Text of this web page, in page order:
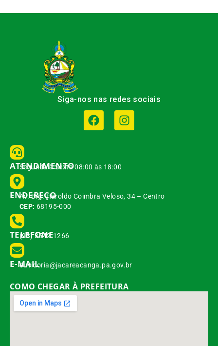
Siga-nos nas redes sociais
ATENDIMENTO
Segunda à Sexta 08:00 às 18:00
ENDEREÇO
Av. Brg. Haroldo Coimbra Veloso, 34 – Centro
CEP: 68195-000
TELEFONE
(93) 3542-1266
E-MAIL
ouvidoria@jacareacanga.pa.gov.br
COMO CHEGAR À PREFEITURA